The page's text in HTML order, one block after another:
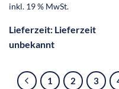
inkl. 19 % MwSt.
Lieferzeit: Lieferzeit
unbekannt
1 2 3